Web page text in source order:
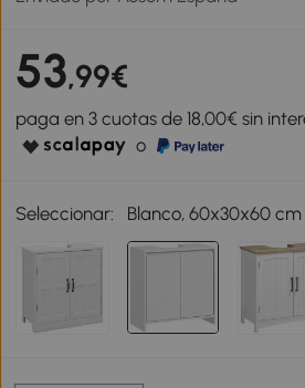
53,99€
paga en 3 cuotas de 18,00€ sin
o
Seleccionar: Blanco, 60x30x60 cm